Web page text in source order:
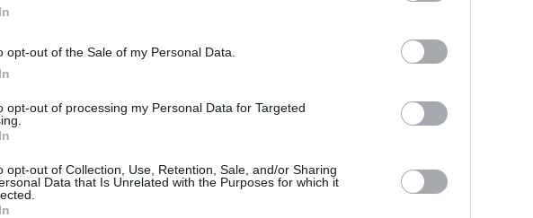
opt-out of the Sale of my Personal Data.
opt-out of processing my Personal Data for Targeted
opt-out of Collection, Use, Retention, Sale, and/or Sharing
Data that Is Unrelated with the Purposes for which it
Ισπανία.
υπουργό Μεταφορών Όσκαρ Πουέντε, που εκτροχιάστηκαν
σημειώθηκε κοντά στην Αδαμούθ, στην επαρχία της
περίπου στις 19:45 (τοπική ώρα, 20:45 ώρα Ελλάδας).
μηχανοδηγός του τρένου της Renfe που είχε
Συνολικά στα δύο τρένα επέβαιναν περίπου 400